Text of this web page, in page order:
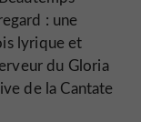
: une
lyrique et
du Gloria
de la Cantate